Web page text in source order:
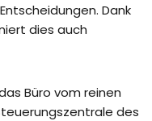
Dank
dies auch
Büro vom reinen
des